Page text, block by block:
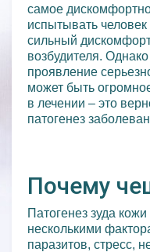
самое
испытывать
сильный
возбудителя.
проявление
может быть
в лечении – это
патогенез
Почему
Патогенез зуда
несколькими
паразитов, стресс,